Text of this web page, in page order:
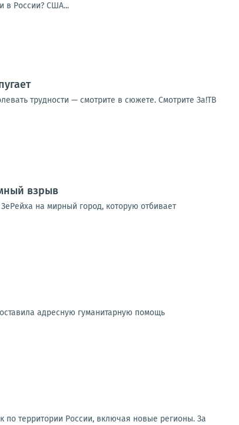
в России? США...
трудности — смотрите в сюжете. Смотрите За!ТВ
взрыв
на мирный город, которую отбивает
адресную гуманитарную помощь
по территории России, включая новые регионы. За